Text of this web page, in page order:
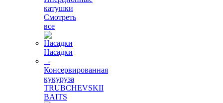
катушки
Смотреть
все
Насадки
-
Консервированная
кукуруза
TRUBCHEVSKII
BAITS